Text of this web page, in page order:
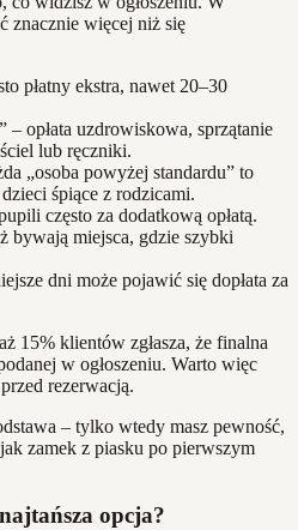
znacznie więcej niż się
płatny ekstra, nawet 20–30
– opłata uzdrowiskowa, sprzątanie
lub ręczniki.
„osoba powyżej standardu” to
śpiące z rodzicami.
często za dodatkową opłatą.
bywają miejsca, gdzie szybki
dni może pojawić się dopłata za
15% klientów zgłasza, że finalna
w ogłoszeniu. Warto więc
rezerwacją.
– tylko wtedy masz pewność,
zamek z piasku po pierwszym
opcja?